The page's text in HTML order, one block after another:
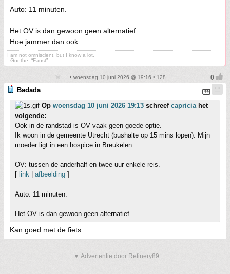
Auto: 11 minuten.
Het OV is dan gewoon geen alternatief.
Hoe jammer dan ook.
I am not omniscient, but I know a lot.
- Goethe, “Faust”
• woensdag 10 juni 2026 @ 19:16 • 128
Badada
Op woensdag 10 juni 2026 19:13 schreef capriciahet
volgende:
Ook in de randstad is OV vaak geen goede optie.
Ik woon in de gemeente Utrecht (bushalte op 15 mins lopen). Mijn
moeder ligt in een hospice in Breukelen.
OV: tussen de anderhalf en twee uur enkele reis.
[ link afbeelding ]
Auto: 11 minuten.
Het OV is dan gewoon geen alternatief.
Kan goed met de fiets.
▼ Advertentie door Refinery89